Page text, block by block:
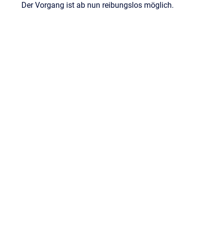
Der Vorgang ist ab nun reibungslos möglich.